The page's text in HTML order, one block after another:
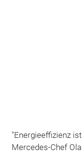
"Energieeffizienz
Mercedes-Chef